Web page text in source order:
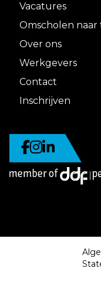
Vacatures
Omscholen
Over ons
Werkgevers
Contact
Inschrijven